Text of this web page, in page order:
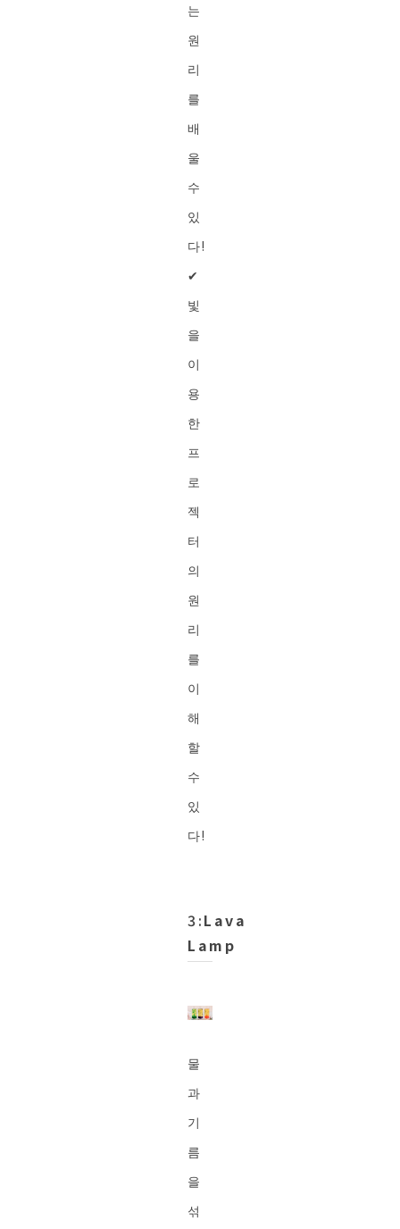
는
원
리
를
배
울
수
있
다!
✔︎
빛
을
이
용
한
프
로
젝
터
의
원
리
를
이
해
할
수
있
다!
3:Lava
Lamp
물
과
기
름
을
섞